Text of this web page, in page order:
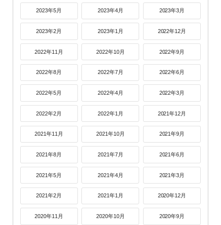
2023年5月 2023年4月 2023年3月
2023年2月 2023年1月 2022年12月
2022年11月 2022年10月 2022年9月
2022年8月 2022年7月 2022年6月
2022年5月 2022年4月 2022年3月
2022年2月 2022年1月 2021年12月
2021年11月 2021年10月 2021年9月
2021年8月 2021年7月 2021年6月
2021年5月 2021年4月 2021年3月
2021年2月 2021年1月 2020年12月
2020年11月 2020年10月 2020年9月